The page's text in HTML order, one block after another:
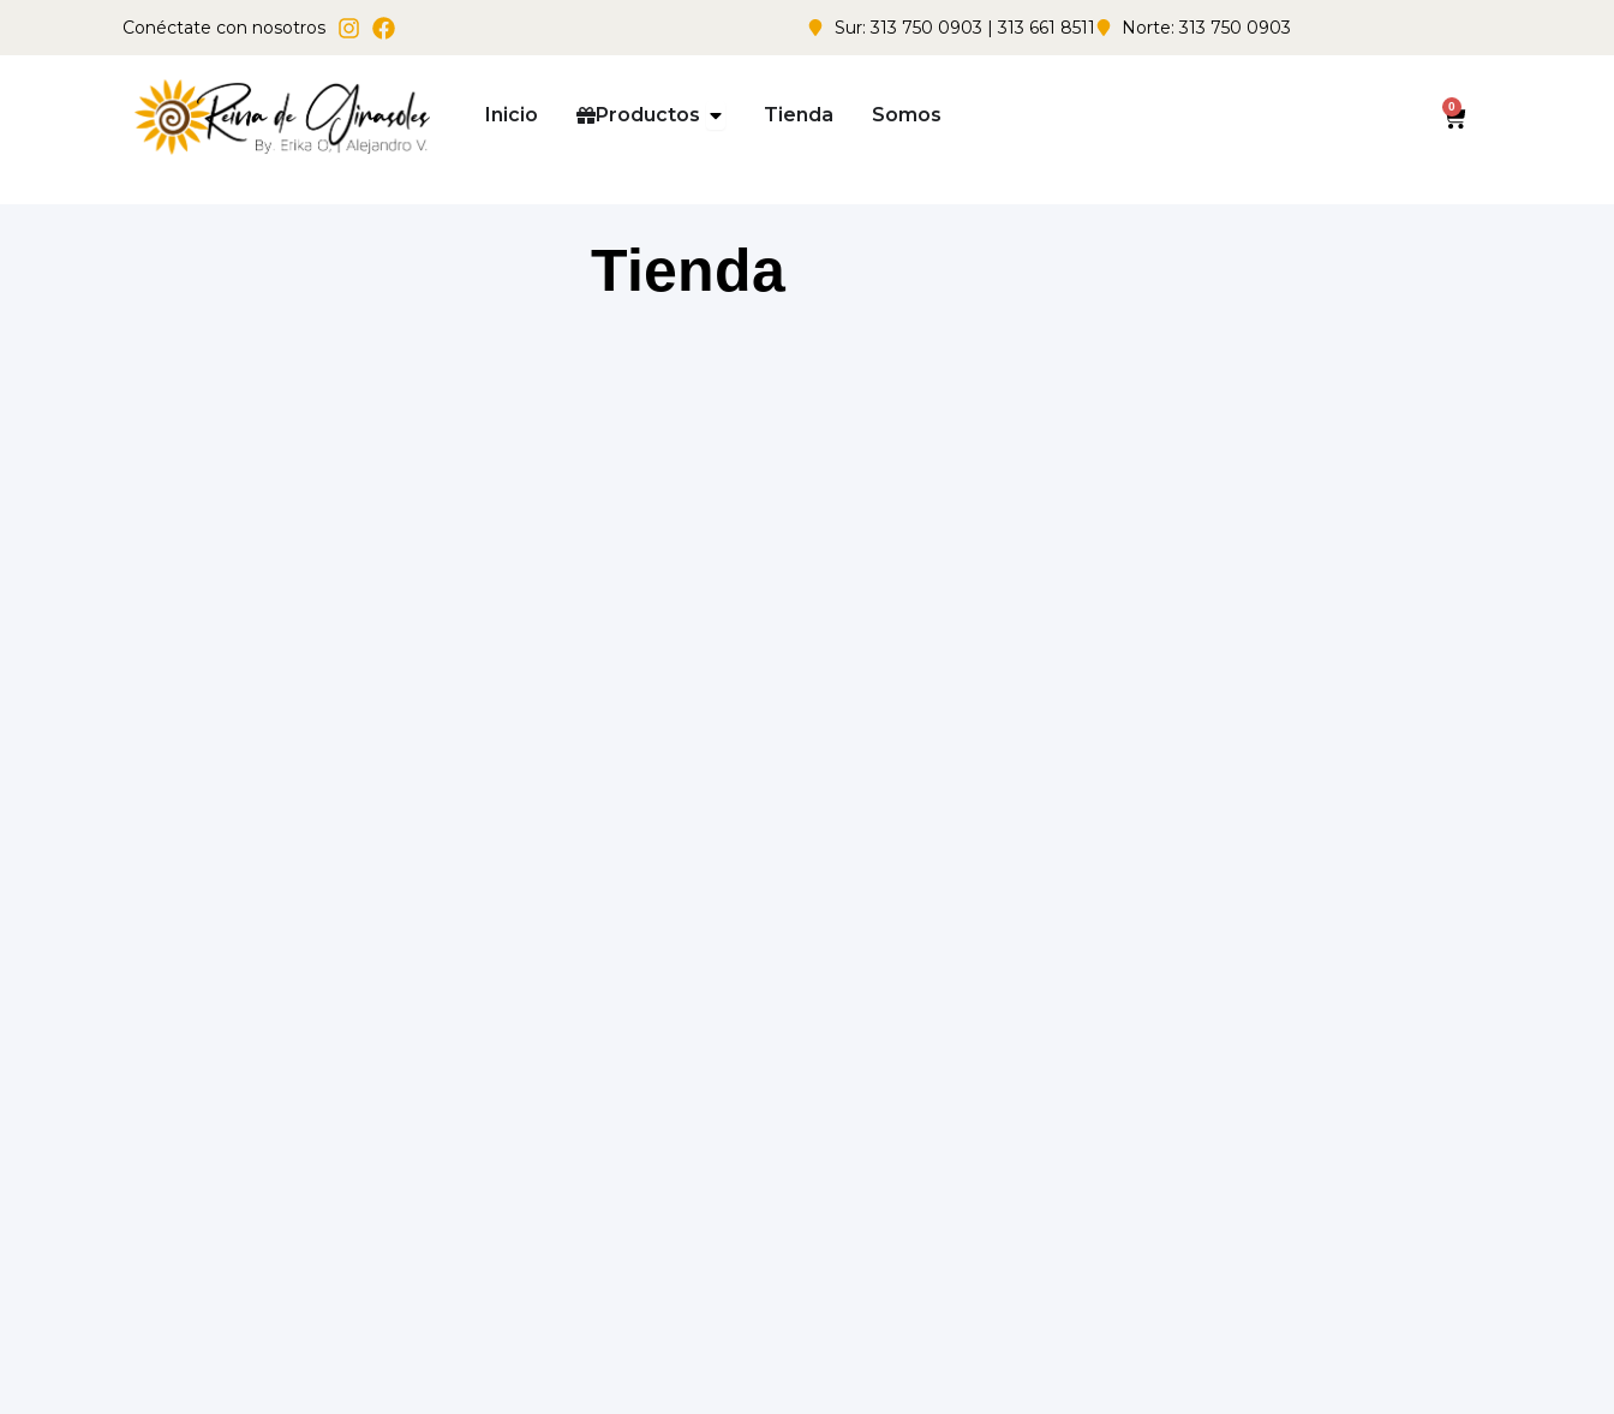
Conéctate con nosotros Sur: 313 750 0903 | 313 661 8511 Norte: 313 750 0903
Inicio Productos Open Productos
Tienda Somos 0
Cart
Tienda